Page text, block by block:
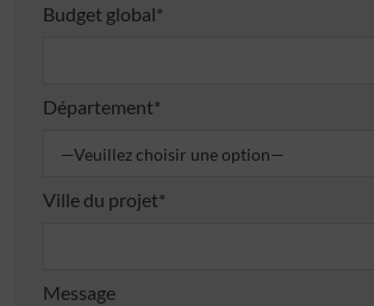
Budget global*
Département*
Ville du projet*
Message